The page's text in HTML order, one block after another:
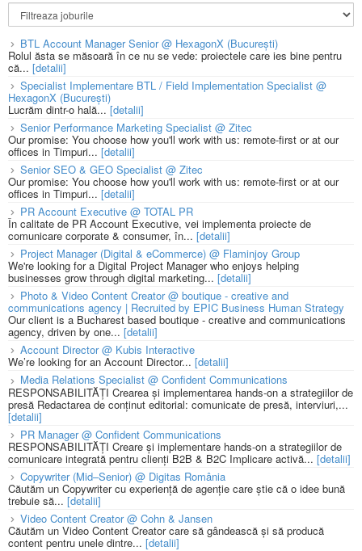
BTL Account Manager Senior @ HexagonX (București)
Rolul ăsta se măsoară în ce nu se vede: proiectele care ies bine pentru
că... [detalii]
Specialist Implementare BTL / Field Implementation Specialist @
HexagonX (București)
Lucrăm dintr-o hală...[detalii]
Senior Performance Marketing Specialist @ Zitec
Our promise: You choose how you'll work with us: remote-first or at our
offices in Timpuri... [detalii]
Senior SEO & GEO Specialist @ Zitec
Our promise: You choose how you'll work with us: remote-first or at our
offices in Timpuri... [detalii]
PR Account Executive @ TOTAL PR
În calitate de PR Account Executive, vei implementa proiecte de
comunicare corporate & consumer, în... [detalii]
Project Manager (Digital & eCommerce) @ Flaminjoy Group
We're looking for a Digital Project Manager who enjoys helping
businesses grow through digital marketing... [detalii]
Photo & Video Content Creator @ boutique - creative and
communications agency | Recruited by EPIC Business Human Strategy
Our client is a Bucharest based boutique - creative and communications
agency, driven by one... [detalii]
Account Director @ Kubis Interactive
We’re looking for an Account Director... [detalii]
Media Relations Specialist @ Confident Communications
RESPONSABILITĂȚI Crearea și implementarea hands-on a strategiilor de
presă Redactarea de conținut editorial: comunicate de presă, interviuri,...
[detalii]
PR Manager @ Confident Communications
RESPONSABILITĂȚI Creare și implementare hands-on a strategiilor de
comunicare integrată pentru clienți B2B & B2C Implicare activă... [detalii]
Copywriter (Mid–Senior) @ Digitas România
Căutăm un Copywriter cu experiență de agenție care știe că o idee bună
trebuie să... [detalii]
Video Content Creator @ Cohn & Jansen
Căutăm un Video Content Creator care să gândească și să producă
content pentru unele dintre... [detalii]